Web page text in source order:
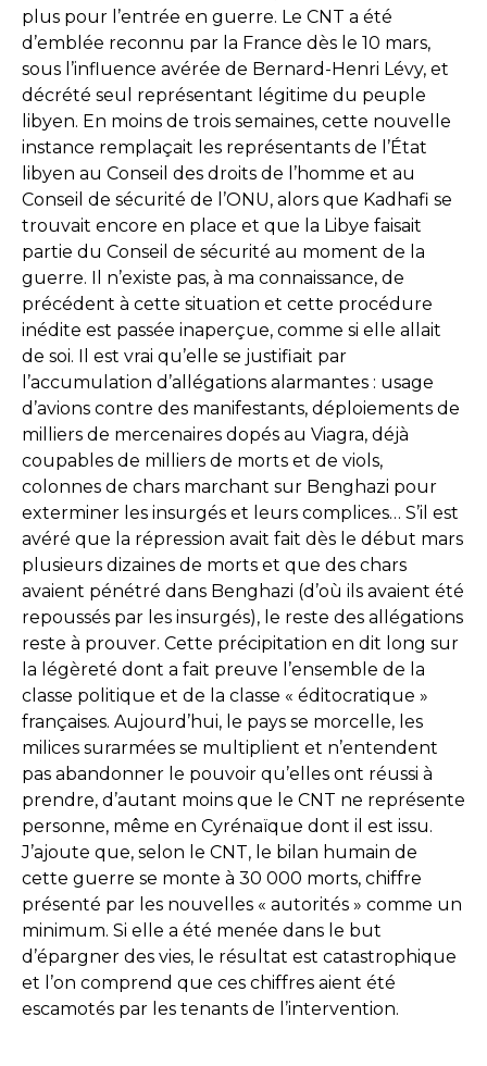
plus pour l’entrée en guerre. Le CNT a été
d’emblée reconnu par la France dès le 10 mars,
sous l’influence avérée de Bernard-Henri Lévy, et
décrété seul représentant légitime du peuple
libyen. En moins de trois semaines, cette nouvelle
instance remplaçait les représentants de l’État
libyen au Conseil des droits de l’homme et au
Conseil de sécurité de l’ONU, alors que Kadhafi se
trouvait encore en place et que la Libye faisait
partie du Conseil de sécurité au moment de la
guerre. Il n’existe pas, à ma connaissance, de
précédent à cette situation et cette procédure
inédite est passée inaperçue, comme si elle allait
de soi. Il est vrai qu’elle se justifiait par
l’accumulation d’allégations alarmantes : usage
d’avions contre des manifestants, déploiements de
milliers de mercenaires dopés au Viagra, déjà
coupables de milliers de morts et de viols,
colonnes de chars marchant sur Benghazi pour
exterminer les insurgés et leurs complices… S’il est
avéré que la répression avait fait dès le début mars
plusieurs dizaines de morts et que des chars
avaient pénétré dans Benghazi (d’où ils avaient été
repoussés par les insurgés), le reste des allégations
reste à prouver. Cette précipitation en dit long sur
la légèreté dont a fait preuve l’ensemble de la
classe politique et de la classe « éditocratique »
françaises. Aujourd’hui, le pays se morcelle, les
milices surarmées se multiplient et n’entendent
pas abandonner le pouvoir qu’elles ont réussi à
prendre, d’autant moins que le CNT ne représente
personne, même en Cyrénaïque dont il est issu.
J’ajoute que, selon le CNT, le bilan humain de
cette guerre se monte à 30 000 morts, chiffre
présenté par les nouvelles « autorités » comme un
minimum. Si elle a été menée dans le but
d’épargner des vies, le résultat est catastrophique
et l’on comprend que ces chiffres aient été
escamotés par les tenants de l’intervention.